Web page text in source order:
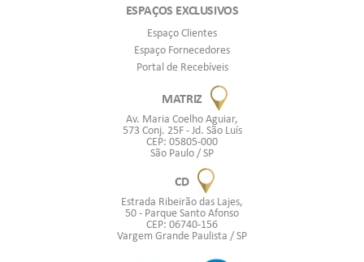
ESPAÇOS EXCLUSIVOS
Espaço Clientes
Espaço Fornecedores
Portal de Recebíveis
MATRIZ
Av. Maria Coelho Aguiar,
573 Conj. 25F - Jd. São Luís
CEP: 05805-000
São Paulo / SP
CD
Estrada Ribeirão das Lajes,
50 - Parque Santo Afonso
CEP: 06740-156
Vargem Grande Paulista / SP